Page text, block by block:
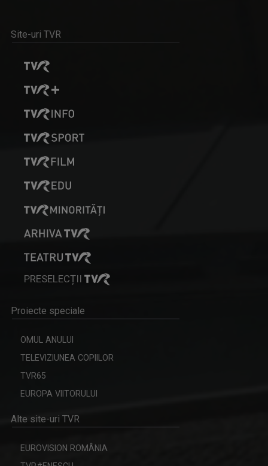
MARGA BULUGEAN
Jurnalist la Compartimentul Minorități. În ...
Absolventă a Facultății de Litere, ...
Site-uri TVR
PRESELECȚII
Proiecte speciale
OMUL ANULUI
TELEVIZIUNEA COPIILOR
TVR65
EUROPA VIITORULUI
Alte site-uri TVR
EUROVISION ROMÂNIA